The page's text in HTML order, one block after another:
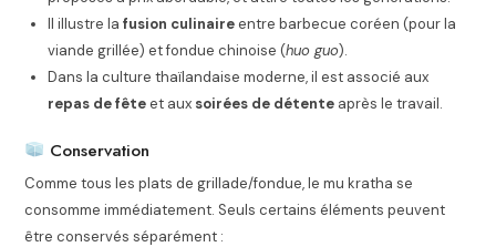
Il illustre lafusion culinaireentre barbecue coréen (pour la
viande grillée) et fondue chinoise (huo guo).
Dans la culture thaïlandaise moderne, il est associé aux
repas de fêteet aux soirées de détente après le travail.
Conservation
Comme tous les plats de grillade/fondue, le mu kratha se
consomme immédiatement. Seuls certains éléments peuvent
être conservés séparément :